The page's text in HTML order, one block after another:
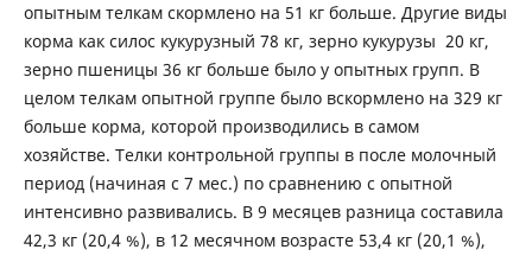
опытным телкам скормлено на 51 кг больше. Другие виды
корма как силос кукурузный 78 кг, зерно кукурузы 20 кг,
зерно пшеницы 36 кг больше было у опытных групп. В
целом телкам опытной группе было вскормлено на 329 кг
больше корма, которой производились в самом
хозяйстве. Телки контрольной группы в после молочный
период (начиная с 7 мес.) по сравнению с опытной
интенсивно развивались. В 9 месяцев разница составила
42,3 кг (20,4 %), в 12 месячном возрасте 53,4 кг (20,1 %),